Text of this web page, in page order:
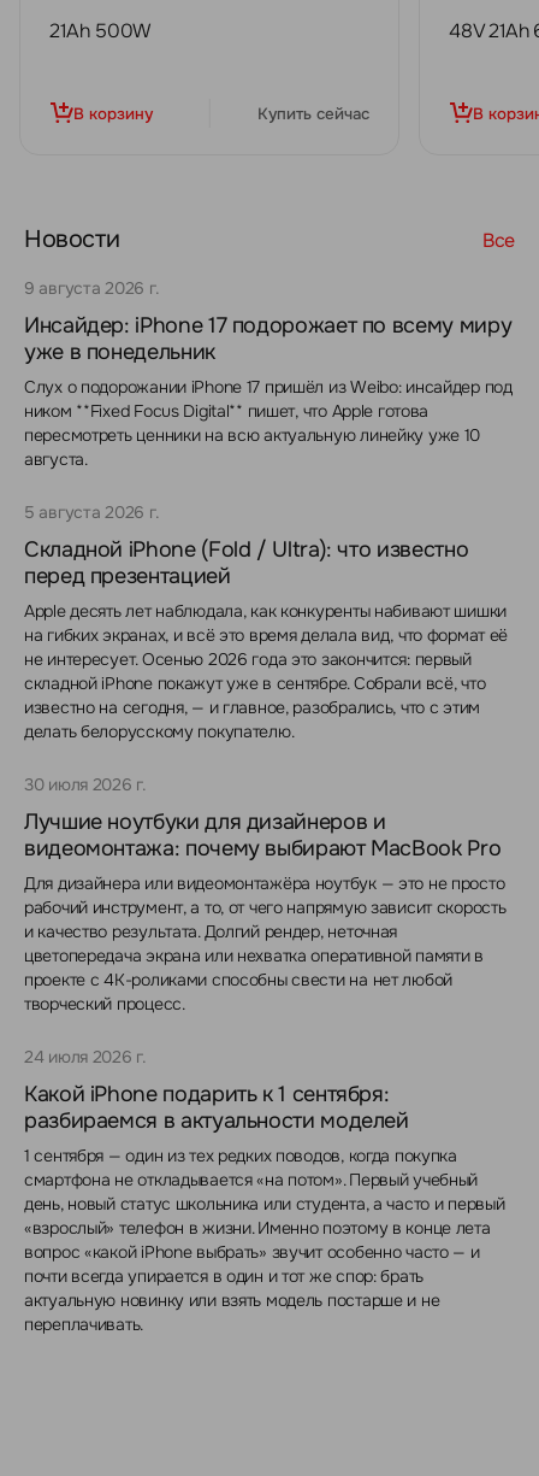
21Ah 500W
В корзину Купить сейчас
48V 21Ah
В
Новости Все
9 августа 2026 г.
Инсайдер: iPhone 17 подорожает по всему миру
уже в понедельник
Слух о подорожании iPhone 17 пришёл из Weibo: инсайдер под
ником **Fixed Focus Digital** пишет, что Apple готова
пересмотреть ценники на всю актуальную линейку уже 10
августа.
5 августа 2026 г.
Складной iPhone (Fold / Ultra): что известно
перед презентацией
Apple десять лет наблюдала, как конкуренты набивают шишки
на гибких экранах, и всё это время делала вид, что формат её
не интересует. Осенью 2026 года это закончится: первый
складной iPhone покажут уже в сентябре. Собрали всё, что
известно на сегодня, — и главное, разобрались, что с этим
делать белорусскому покупателю.
30 июля 2026 г.
Лучшие ноутбуки для дизайнеров и
видеомонтажа: почему выбирают MacBook Pro
Для дизайнера или видеомонтажёра ноутбук — это не просто
рабочий инструмент, а то, от чего напрямую зависит скорость
и качество результата. Долгий рендер, неточная
цветопередача экрана или нехватка оперативной памяти в
проекте с 4K-роликами способны свести на нет любой
творческий процесс.
24 июля 2026 г.
Какой iPhone подарить к 1 сентября:
разбираемся в актуальности моделей
1 сентября — один из тех редких поводов, когда покупка
смартфона не откладывается «на потом». Первый учебный
день, новый статус школьника или студента, а часто и первый
«взрослый» телефон в жизни. Именно поэтому в конце лета
вопрос «какой iPhone выбрать» звучит особенно часто — и
почти всегда упирается в один и тот же спор: брать
актуальную новинку или взять модель постарше и не
переплачивать.